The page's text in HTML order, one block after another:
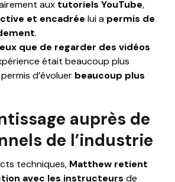
aux tutoriels YouTube,
et encadrée lui a permis de
.
que de regarder des vidéos
était beaucoup plus
d’évoluer beaucoup plus
auprès de
de l’industrie
techniques, Matthew retient
avec les instructeurs de